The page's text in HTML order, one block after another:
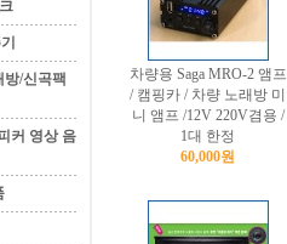
방/신곡팩
커 영상 음
차량용 Saga MRO-2 앰프
/ 캠핑카 / 차량 노래방 미
니 앰프 /12V 220V겸용 /
1대 한정
60,000원